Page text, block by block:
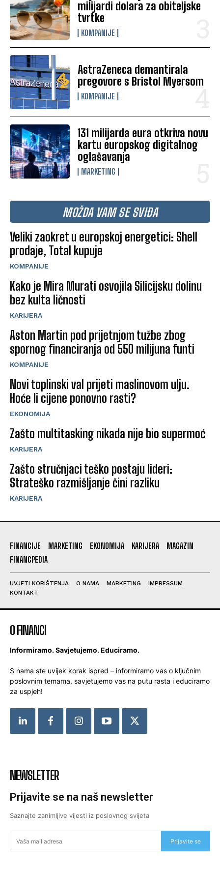
milijardi dolara za obiteljske
tvrtke
KOMPANIJE
AstraZeneca demantirala
pregovore s Bristol Myersom
KOMPANIJE
131 milijarda eura otkriva novu
kartu europskog digitalnog
oglašavanja
MARKETING
MOŽDA VAM SE SVIĐA
Veliki zaokret u europskoj energetici: Shell
prodaje, Total kupuje
KOMPANIJE
Kako je Mira Murati osvojila Silicijsku dolinu
bez kulta ličnosti
KARIJERA
Aston Martin pod prijetnjom tužbe zbog
spornog financiranja od 550 milijuna funti
KOMPANIJE
Novi toplinski val prijeti maslinovom ulju.
Hoće li cijene ponovno rasti?
EKONOMIJA
Zašto multitasking nikada nije bio supermoć
KARIJERA
Zašto stručnjaci teško postaju lideri:
Strateško razmišljanje čini razliku
KARIJERA
FINANCIJE MARKETING EKONOMIJA KARIJERA
MAGAZIN
FINANCPEDIA
UVJETI KORIŠTENJA O NAMA MARKETING
IMPRESSUM
KONTAKT
O FINANCI
Informiramo. Savjetujemo. Educiramo.
S nama ste uvijek korak ispred – informiramo vas o ključnim
poslovnim temama, savjetujemo vas na putu rasta i educiramo
za uspjeh!
NEWSLETTER
Prijavite se na naš newsletter
Saznajte zanimljive vijesti iz poslovnog svijeta
Prijavite se